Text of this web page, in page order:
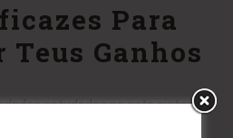
Para
Ganhos
estudadas no este sistema,
os quais jogadores